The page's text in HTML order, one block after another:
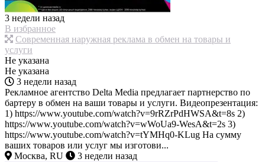
3 недели назад
В избранное
Современная наружная реклама в обмен на товары и
услуги
Не указана
Не указана
3 недели назад
Рекламное агентство Delta Media предлагает партнерство по
бартеру в обмен на ваши товары и услуги. Видеопрезентация:
1) https://www.youtube.com/watch?v=9rRZrPdHWSA&t=8s 2)
https://www.youtube.com/watch?v=wWoUa9-WesA&t=2s 3)
https://www.youtube.com/watch?v=tYMHq0-KLug На сумму
ваших товаров или услуг мы изготови...
Москва, RU
3 недели назад